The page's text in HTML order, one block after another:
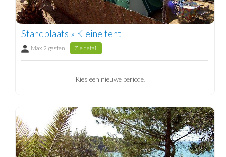
Standplaats » Kleine tent
Max 2 gasten Zie detail
Kies een nieuwe periode!